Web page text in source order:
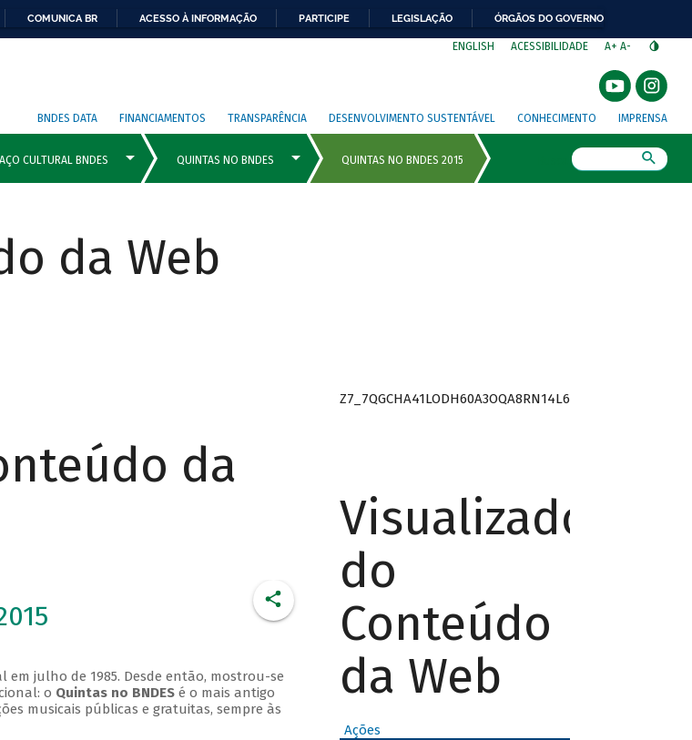
COMUNICA BR ACESSO À INFORMAÇÃO PARTICIPE LEGISLAÇÃO ÓRGÃOS DO GOVERNO
ENGLISH ACESSIBILIDADE A+ A-
BNDES DATA FINANCIAMENTOS TRANSPARÊNCIA DESENVOLVIMENTO SUSTENTÁVEL CONHECIMENTO IMPRENSA
da Web
da
em julho de 1985. Desde então, mostrou-se
o Quintas no BNDESé o mais antigo
musicais públicas e gratuitas, sempre às
Z7_7QGCHA41LODH60A3OQA8RN14L6
Visualizador
do
Conteúdo
da Web
Ações